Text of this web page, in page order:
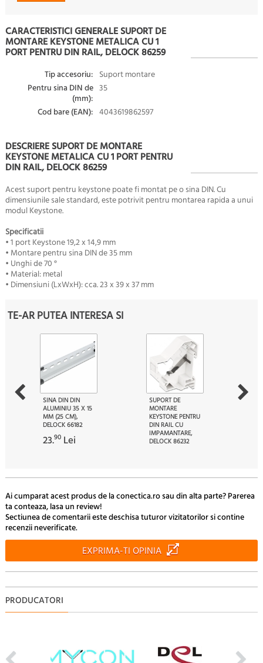
CARACTERISTICI GENERALE SUPORT DE
MONTARE KEYSTONE METALICA CU 1
PORT PENTRU DIN RAIL, DELOCK 86259
Tip accesoriu: Suport montare
Pentru sina DIN de
(mm):
35
Cod bare (EAN): 4043619862597
DESCRIERE SUPORT DE MONTARE
KEYSTONE METALICA CU 1 PORT PENTRU
DIN RAIL, DELOCK 86259
Acest suport pentru keystone poate fi montat pe o sina DIN. Cu
dimensiunile sale standard, este potrivit pentru montarea rapida a unui
modul Keystone.
Specificatii
• 1 port Keystone 19,2 x 14,9 mm
• Montare pentru sina DIN de 35 mm
• Unghi de 70 °
• Material: metal
• Dimensiuni (LxWxH): cca. 23 x 39 x 37 mm
TE-AR PUTEA INTERESA SI
SINA DIN DIN
ALUMINIU 35 X 15
MM (25 CM),
DELOCK 66182
23.90 Lei
SUPORT DE
MONTARE
KEYSTONE PENTRU
DIN RAIL CU
IMPAMANTARE,
DELOCK 86232
Ai cumparat acest produs de la conectica.ro sau din alta parte? Parerea
ta conteaza, lasa un review!
Sectiunea de comentarii este deschisa tuturor vizitatorilor si contine
recenzii neverificate.
EXPRIMA-TI OPINIA
PRODUCATORI